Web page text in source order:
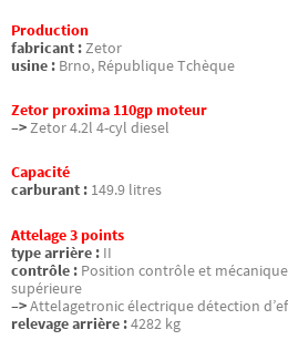
Production
fabricant :Zetor
usine : Brno, République Tchèque
Zetor proxima 110gp moteur
–>Zetor 4.2l 4-cyl diesel
Capacité
carburant : 149.9 litres
Attelage 3 points
type arrière : II
contrôle : Position contrôle et
supérieure
–>Attelagetronic électrique détection
relevage arrière :4282 kg